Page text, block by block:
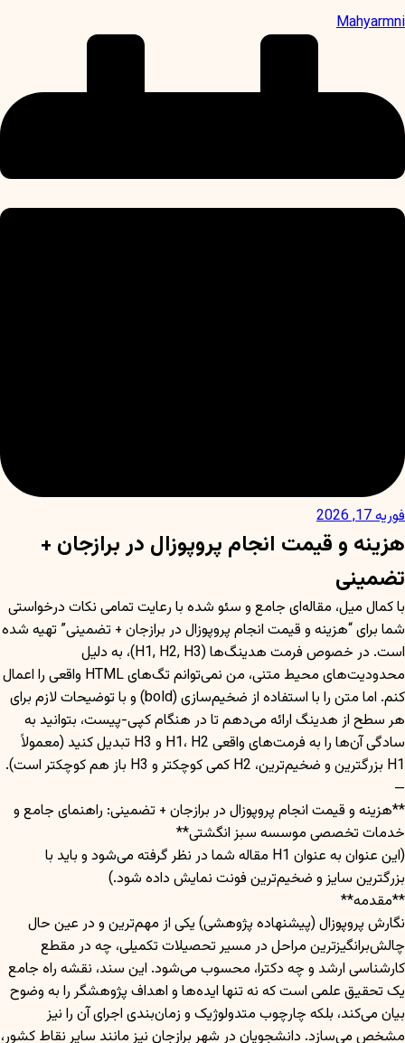
Mahyarmni
فوریه 17, 2026
هزینه و قیمت انجام پروپوزال در برازجان +
تضمینی
با کمال میل، مقاله‌ای جامع و سئو شده با رعایت تمامی نکات درخواستی
شما برای “هزینه و قیمت انجام پروپوزال در برازجان + تضمینی” تهیه شده
است. در خصوص فرمت هدینگ‌ها (H1, H2, H3)، به دلیل
محدودیت‌های محیط متنی، من نمی‌توانم تگ‌های HTML واقعی را اعمال
کنم. اما متن را با استفاده از ضخیم‌سازی (bold) و با توضیحات لازم برای
هر سطح از هدینگ ارائه می‌دهم تا در هنگام کپی-پیست، بتوانید به
سادگی آن‌ها را به فرمت‌های واقعی H1، H2 و H3 تبدیل کنید (معمولاً
H1 بزرگترین و ضخیم‌ترین، H2 کمی کوچکتر و H3 باز هم کوچکتر است).
—
**هزینه و قیمت انجام پروپوزال در برازجان + تضمینی: راهنمای جامع و
خدمات تخصصی موسسه سبز انگشتی**
(این عنوان به عنوان H1 مقاله شما در نظر گرفته می‌شود و باید با
بزرگترین سایز و ضخیم‌ترین فونت نمایش داده شود.)
**مقدمه**
نگارش پروپوزال (پیشنهاده پژوهشی) یکی از مهم‌ترین و در عین حال
چالش‌برانگیزترین مراحل در مسیر تحصیلات تکمیلی، چه در مقطع
کارشناسی ارشد و چه دکترا، محسوب می‌شود. این سند، نقشه راه جامع
یک تحقیق علمی است که نه تنها ایده‌ها و اهداف پژوهشگر را به وضوح
بیان می‌کند، بلکه چارچوب متدولوژیک و زمان‌بندی اجرای آن را نیز
مشخص می‌سازد. دانشجویان در شهر برازجان نیز مانند سایر نقاط کشور،